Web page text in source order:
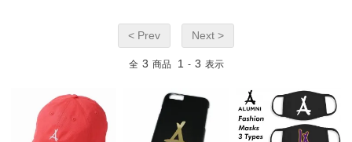
< Prev Next >
全 3 商品 1 - 3 表示